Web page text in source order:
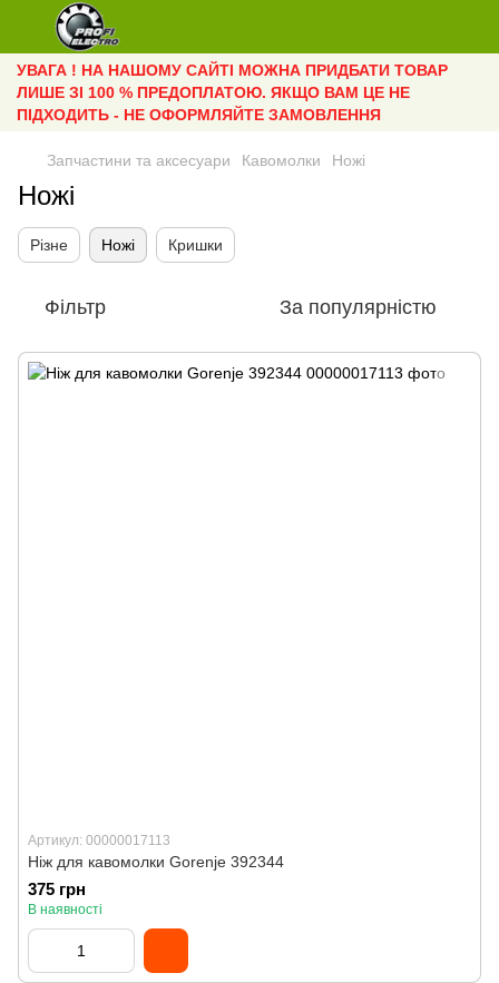
УВАГА ! НА НАШОМУ САЙТІ МОЖНА ПРИДБАТИ ТОВАР
ЛИШЕ ЗІ 100 % ПРЕДОПЛАТОЮ. ЯКЩО ВАМ ЦЕ НЕ
ПІДХОДИТЬ - НЕ ОФОРМЛЯЙТЕ ЗАМОВЛЕННЯ
Запчастини та аксесуари Кавомолки Ножі
Ножі
Різне Ножі Кришки
Фільтр За популярністю
Артикул: 00000017113
Ніж для кавомолки Gorenje 392344
375 грн
В наявності